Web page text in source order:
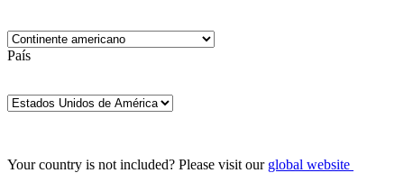
País
Your country is not included? Please visit our global website